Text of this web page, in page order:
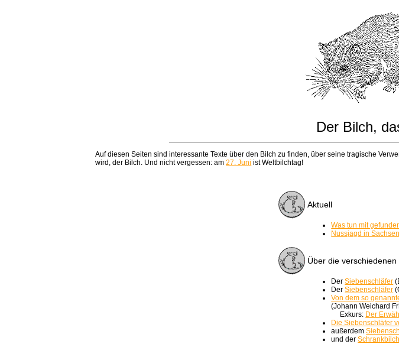
Der Bilch,
Auf diesen Seiten sind interessante Texte über den Bilch zu finden, über seine tragische
wird, der Bilch. Und nicht vergessen: am27. Juni ist Weltbilchtag!
Aktuell
Was tun mit
Nussjagd in Sachsen
Über die verschiedenen
DerSiebenschläfer
DerSiebenschläfer
Von dem so
(Johann Weichard
Exkurs: Der
Die Siebenschläfer
außerdem
und derSchrankbilch